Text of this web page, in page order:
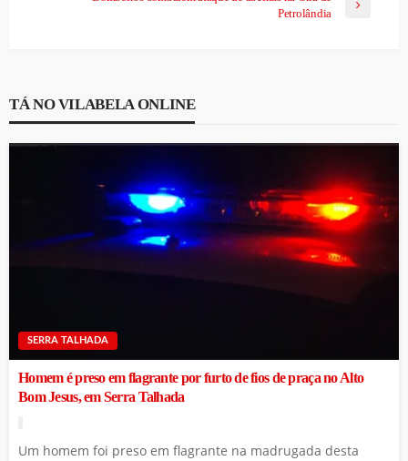
Petrolândia
TÁ NO VILABELA ONLINE
SERRA TALHADA
Homem é preso em flagrante por furto de fios de praça no Alto
Bom Jesus, em Serra Talhada
Um homem foi preso em flagrante na madrugada desta